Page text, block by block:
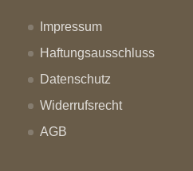
Impressum
Haftungsausschluss
Datenschutz
Widerrufsrecht
AGB